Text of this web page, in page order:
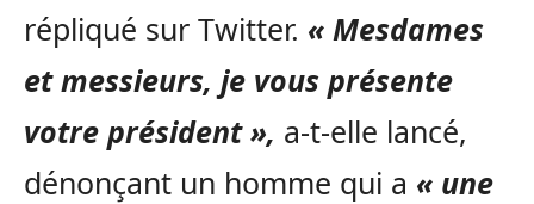
répliqué sur Twitter. « Mesdames
et messieurs, je vous présente
votre président », a-t-elle lancé,
dénonçant un homme qui a « une